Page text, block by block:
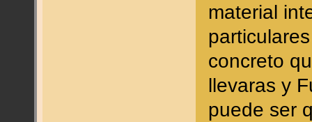
material
concreto
llevaras y
puede ser